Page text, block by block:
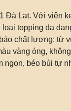
Đà Lạt. Với viên
topping đa
chất lượng: từ
vàng óng,
ngon, béo bùi tự